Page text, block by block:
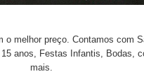
melhor preço. Contamos com
anos, Festas Infantis, Bodas,
mais.